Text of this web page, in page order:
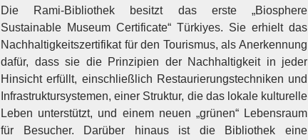
Die Rami-Bibliothek besitzt das erste „Biosphere
Sustainable Museum Certificate“ Türkiyes. Sie erhielt das
Nachhaltigkeitszertifikat für den Tourismus, als Anerkennung
dafür, dass sie die Prinzipien der Nachhaltigkeit in jeder
Hinsicht erfüllt, einschließlich Restaurierungstechniken und
Infrastruktursystemen, einer Struktur, die das lokale kulturelle
Leben unterstützt, und einem neuen „grünen“ Lebensraum
für Besucher. Darüber hinaus ist die Bibliothek eine